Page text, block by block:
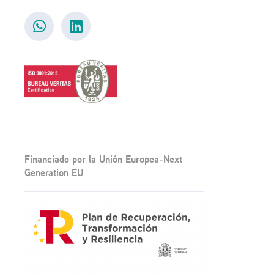
Financiado por la Unión Europea-Next
Generation EU